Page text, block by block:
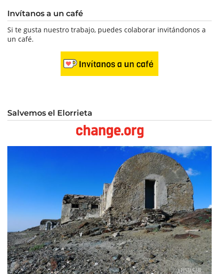
Invítanos a un café
Si te gusta nuestro trabajo, puedes colaborar invitándonos a
un café.
Salvemos el Elorrieta